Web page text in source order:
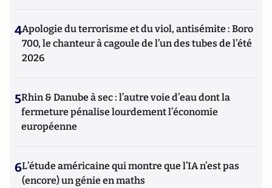
4Apologie du terrorisme et du viol, antisémite : Boro
700, le chanteur à cagoule de l’un des tubes de l’été
2026
5Rhin & Danube à sec : l’autre voie d’eau dont la
fermeture pénalise lourdement l’économie
européenne
6L’étude américaine qui montre que l’IA n’est pas
(encore) un génie en maths